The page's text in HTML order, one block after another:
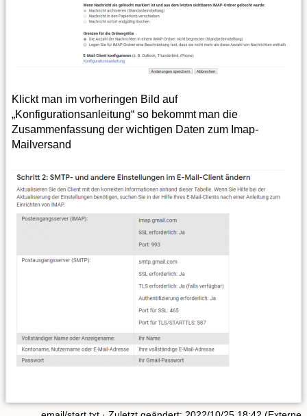
Klickt man im vorheringen Bild auf
„Konfigurationsanleitung“ so bekommt man die
Zusammenfassung der wichtigen Daten zum Imap-
Mailversand